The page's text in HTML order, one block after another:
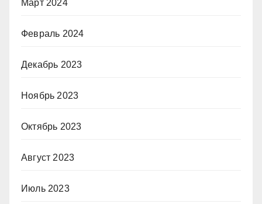
Март 2024
Февраль 2024
Декабрь 2023
Ноябрь 2023
Октябрь 2023
Август 2023
Июль 2023